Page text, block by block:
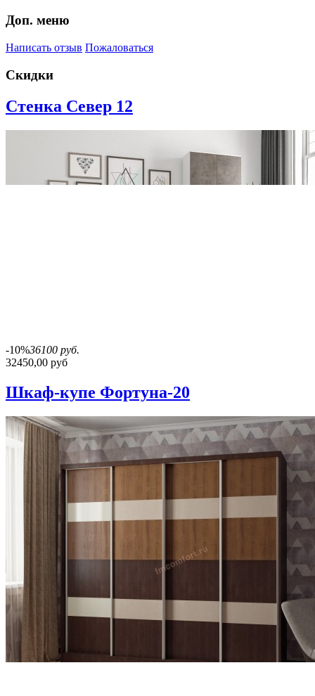
Доп. меню
Написать отзыв Пожаловаться
Скидки
Стенка Север 12
-10%36100 руб.
32450,00 руб
Шкаф-купе Фортуна-20